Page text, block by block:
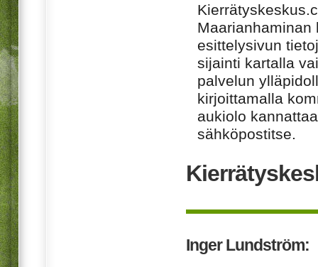
Maarianhaminan
esittelysivun
sijainti kartalla
palvelun
kirjoittamalla
aukiolo
sähköpostitse.
Inger Lundström: